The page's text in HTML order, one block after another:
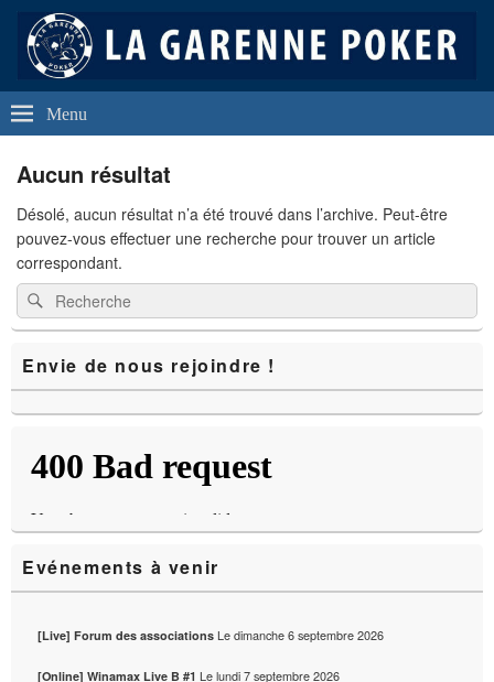
La Garenne Poker
Club de Poker de La Garenne Colombes (92250)
Menu
Aucun résultat
Désolé, aucun résultat n’a été trouvé dans l’archive. Peut-être
pouvez-vous effectuer une recherche pour trouver un article
correspondant.
Recherche :
Rechercher
principale
de
widget
barre
Envie de nous rejoindre !
Evénements à venir
[Live] Forum des associations Ledimanche 6 septembre 2026
[Online] Winamax Live B #1 Lelundi 7 septembre 2026